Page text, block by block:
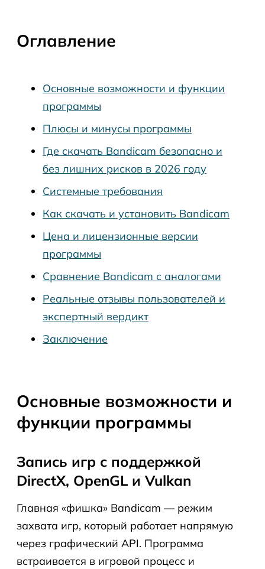
Оглавление
Основные возможности и функции
программы
Плюсы и минусы программы
Где скачать Bandicam безопасно и
без лишних рисков в 2026 году
Системные требования
Как скачать и установить Bandicam
Цена и лицензионные версии
программы
Сравнение Bandicam с аналогами
Реальные отзывы пользователей и
экспертный вердикт
Заключение
Основные возможности и
функции программы
Запись игр с поддержкой
DirectX, OpenGL и Vulkan
Главная «фишка» Bandicam — режим
захвата игр, который работает напрямую
через графический API. Программа
встраивается в игровой процесс и